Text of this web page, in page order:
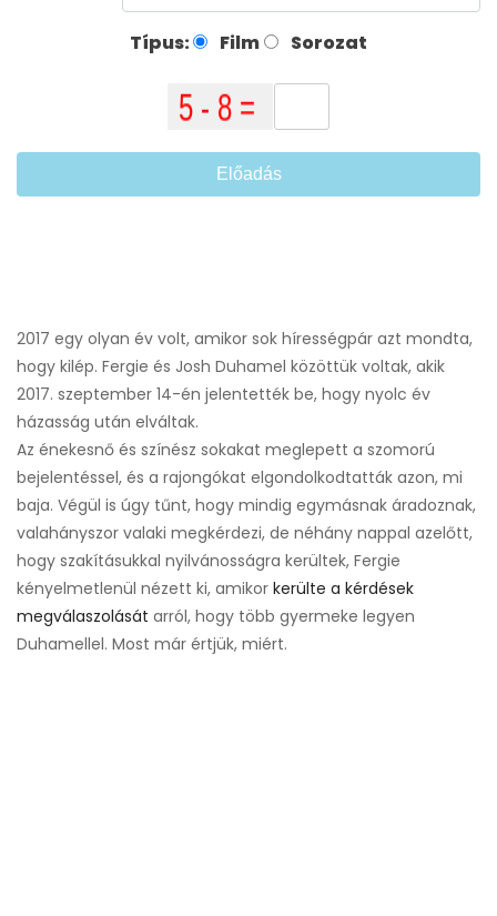
Típus: Film Sorozat
Előadás
2017 egy olyan év volt, amikor sok hírességpár azt mondta,
hogy kilép. Fergie és Josh Duhamel közöttük voltak, akik
2017. szeptember 14-én jelentették be, hogy nyolc év
házasság után elváltak.
Az énekesnő és színész sokakat meglepett a szomorú
bejelentéssel, és a rajongókat elgondolkodtatták azon, mi
baja. Végül is úgy tűnt, hogy mindig egymásnak áradoznak,
valahányszor valaki megkérdezi, de néhány nappal azelőtt,
hogy szakításukkal nyilvánosságra kerültek, Fergie
kényelmetlenül nézett ki, amikor kerülte a kérdések
megválaszolását arról, hogy több gyermeke legyen
Duhamellel. Most már értjük, miért.